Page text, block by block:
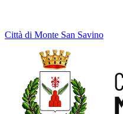
Città di Monte San Savino